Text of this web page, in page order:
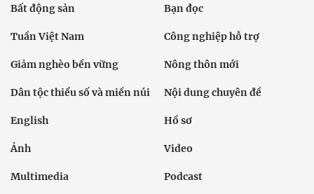
Bất động sản Bạn đọc
Tuần Việt Nam Công nghiệp hỗ trợ
Giảm nghèo bền vững Nông thôn mới
Dân tộc thiểu số và miền núi Nội dung chuyên đề
English Hồ sơ
Ảnh Video
Multimedia Podcast